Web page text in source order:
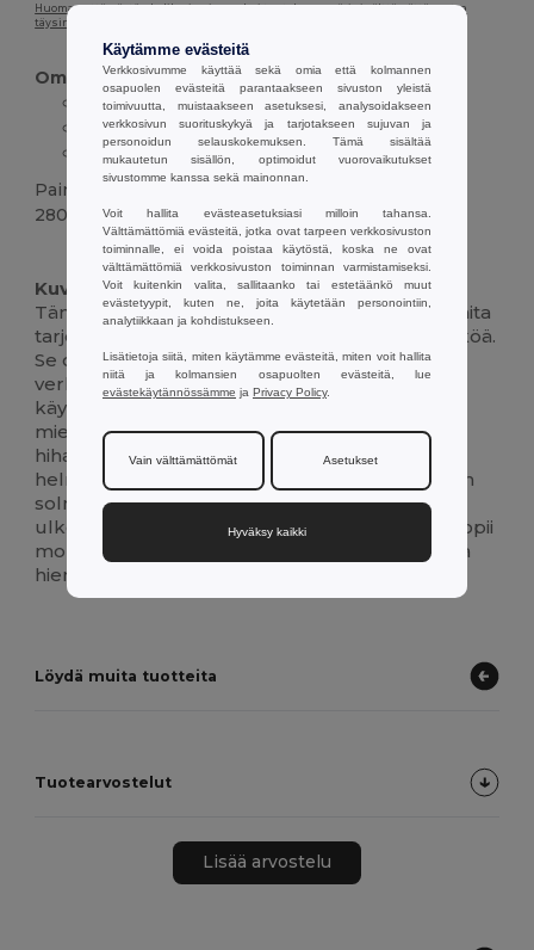
Huomaa, että näytön kalibroinnin vuoksi tuotekuvan väri ei välttämättä vastaa
täysin tuotteen todellista väriä.
Ominaisuudet :
Regulaarinen istuvuus
Ripustettukaulusja hihat
100% puuvillaa
Paino
280 g.
Korkeat varastot Mukautettavissa
Kuvaus :
Tämä klassinen miesten lyhythihainen poolopaita
tarjoaa sekä mukavuutta että kiiltävää ulkonäköä.
Se on valmistettu hengittävästä puuvillapiqué-
verkosta, ja se on suunniteltu jokapäiväiseen
käyttöön. Säännöllinen istuvuus takaa
miellyttävän tuntuman, kun taas kylkikaulus ja
hihat tuovat klassista tyyliä. Pienet sivuaukot
helmassa helpottavat liikkumista.Kolmen napin
solmio ja vahvistettukaulustäydentävät
ulkoasun. Tämä monipuolinen poolopusero sopii
monenlaisiin tilaisuuksiin aina rennoista retkistä
hienompiin tapahtumiin.
Löydä muita tuotteita
Tuotearvostelut
Lisää arvostelu
Käytämme evästeitä
Verkkosivumme käyttää sekä omia että kolmannen
osapuolen evästeitä parantaakseen sivuston yleistä
toimivuutta, muistaakseen asetuksesi, analysoidakseen
verkkosivun suorituskykyä ja tarjotakseen sujuvan ja
personoidun selauskokemuksen. Tämä sisältää
mukautetun sisällön, optimoidut vuorovaikutukset
sivustomme kanssa sekä mainonnan.
Voit hallita evästeasetuksiasi milloin tahansa.
Välttämättömiä evästeitä, jotka ovat tarpeen verkkosivuston
toiminnalle, ei voida poistaa käytöstä, koska ne ovat
välttämättömiä verkkosivuston toiminnan varmistamiseksi.
Voit kuitenkin valita, sallitaanko tai estetäänkö muut
evästetyypit, kuten ne, joita käytetään personointiin,
analytiikkaan ja kohdistukseen.
Lisätietoja siitä, miten käytämme evästeitä, miten voit hallita
niitä ja kolmansien osapuolten evästeitä, lue
evästekäytännössämme ja Privacy Policy.
Vain välttämättömät Asetukset
Hyväksy kaikki